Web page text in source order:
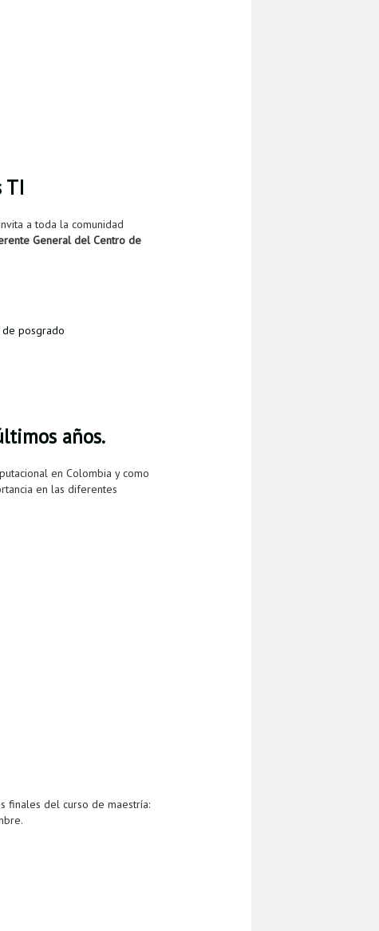
TI
a toda la comunidad
General del Centro de
de posgrado
años.
en Colombia y como
en las diferentes
finales del curso de maestría: